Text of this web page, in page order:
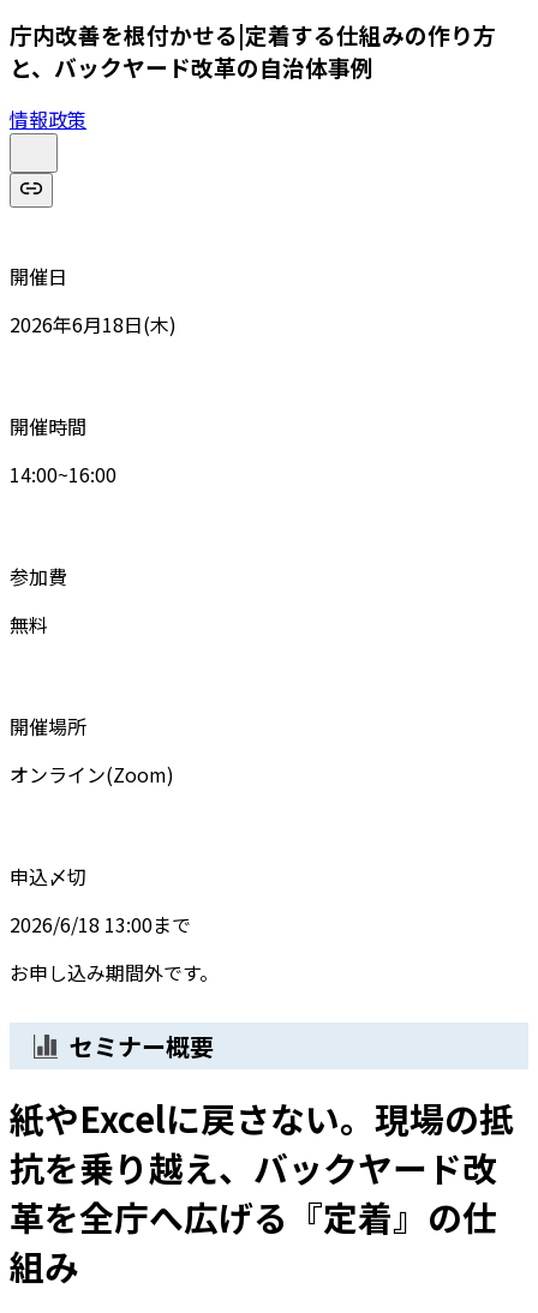
庁内改善を根付かせる|定着する仕組みの作り方
と、バックヤード改革の自治体事例
情報政策
開催日
2026年6月18日(木)
開催時間
14:00~16:00
参加費
無料
開催場所
オンライン(Zoom)
申込〆切
2026/6/18 13:00まで
お申し込み期間外です。
セミナー概要
紙やExcelに戻さない。現場の抵
抗を乗り越え、バックヤード改
革を全庁へ広げる『定着』の仕
組み